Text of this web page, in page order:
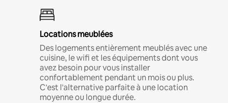
Locations meublées
Des logements entièrement meublés avec une
cuisine, le wifi et les équipements dont vous
avez besoin pour vous installer
confortablement pendant un mois ou plus.
C'est l'alternative parfaite à une location
moyenne ou longue durée.